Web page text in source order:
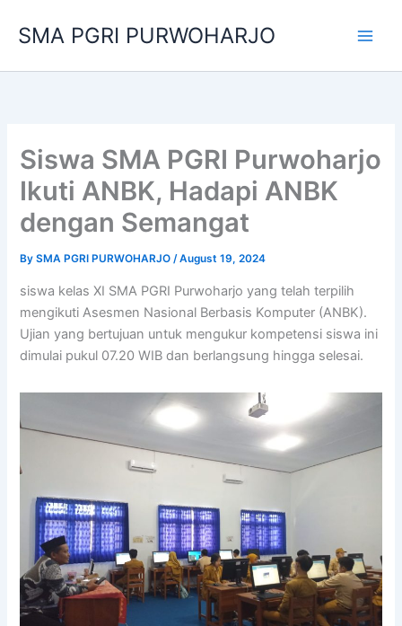
SMA PGRI PURWOHARJO
Siswa SMA PGRI Purwoharjo
Ikuti ANBK, Hadapi ANBK
dengan Semangat
BySMA PGRI PURWOHARJO/August 19, 2024
siswa kelas XI SMA PGRI Purwoharjo yang telah terpilih
mengikuti Asesmen Nasional Berbasis Komputer (ANBK).
Ujian yang bertujuan untuk mengukur kompetensi siswa ini
dimulai pukul 07.20 WIB dan berlangsung hingga selesai.